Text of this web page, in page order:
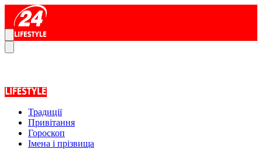
Традиції
Привітання
Гороскоп
Імена і прізвища